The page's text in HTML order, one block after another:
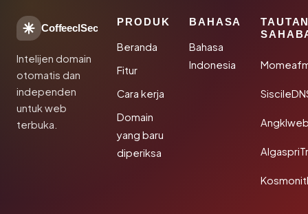
CoffeeclSec
Intelijen domain
otomatis dan
independen
untuk web
terbuka.
PRODUK
Beranda
Fitur
Cara kerja
Domain
yang baru
diperiksa
BAHASA
Bahasa
Indonesia